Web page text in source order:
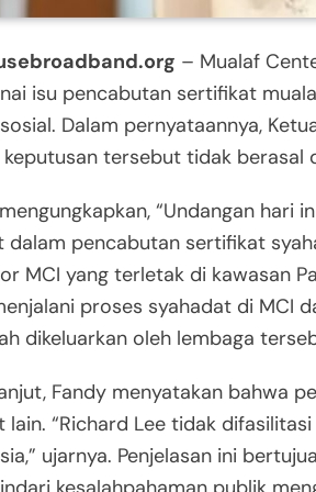
– Mualaf
isu pencabutan sertifikat
Dalam pernyataannya,
tersebut tidak berasal
“Undangan hari
pencabutan sertifikat
MCI yang terletak di kawasan
proses syahadat di MCI
dikeluarkan oleh lembaga
Fandy menyatakan bahwa
lain. “Richard Lee tidak
ujarnya. Penjelasan ini